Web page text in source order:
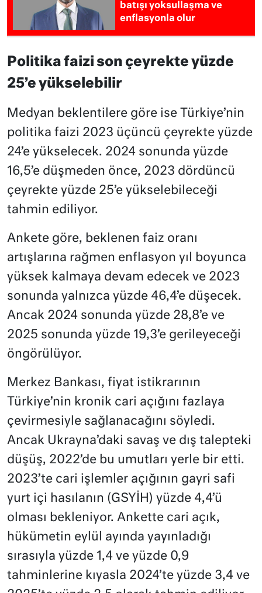
batışı yoksullaşma ve
enflasyonla olur
Politika faizi son çeyrekte yüzde
25’e yükselebilir
Medyan beklentilere göre ise Türkiye’nin
politika faizi 2023 üçüncü çeyrekte yüzde
24’e yükselecek. 2024 sonunda yüzde
16,5’e düşmeden önce, 2023 dördüncü
çeyrekte yüzde 25’e yükselebileceği
tahmin ediliyor.
Ankete göre, beklenen faiz oranı
artışlarına rağmen enflasyon yıl boyunca
yüksek kalmaya devam edecek ve 2023
sonunda yalnızca yüzde 46,4’e düşecek.
Ancak 2024 sonunda yüzde 28,8’e ve
2025 sonunda yüzde 19,3’e gerileyeceği
öngörülüyor.
Merkez Bankası, fiyat istikrarının
Türkiye’nin kronik cari açığını fazlaya
çevirmesiyle sağlanacağını söyledi.
Ancak Ukrayna’daki savaş ve dış talepteki
düşüş, 2022’de bu umutları yerle bir etti.
2023’te cari işlemler açığının gayri safi
yurt içi hasılanın (GSYİH) yüzde 4,4’ü
olması bekleniyor. Ankette cari açık,
hükümetin eylül ayında yayınladığı
sırasıyla yüzde 1,4 ve yüzde 0,9
tahminlerine kıyasla 2024’te yüzde 3,4 ve